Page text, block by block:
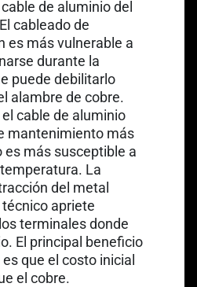
de aluminio del
cableado de
es más vulnerable a
durante la
puede debilitarlo
alambre de cobre.
cable de aluminio
mantenimiento más
es más susceptible a
La
del metal
apriete
terminales donde
El principal beneficio
que el costo inicial
el cobre.